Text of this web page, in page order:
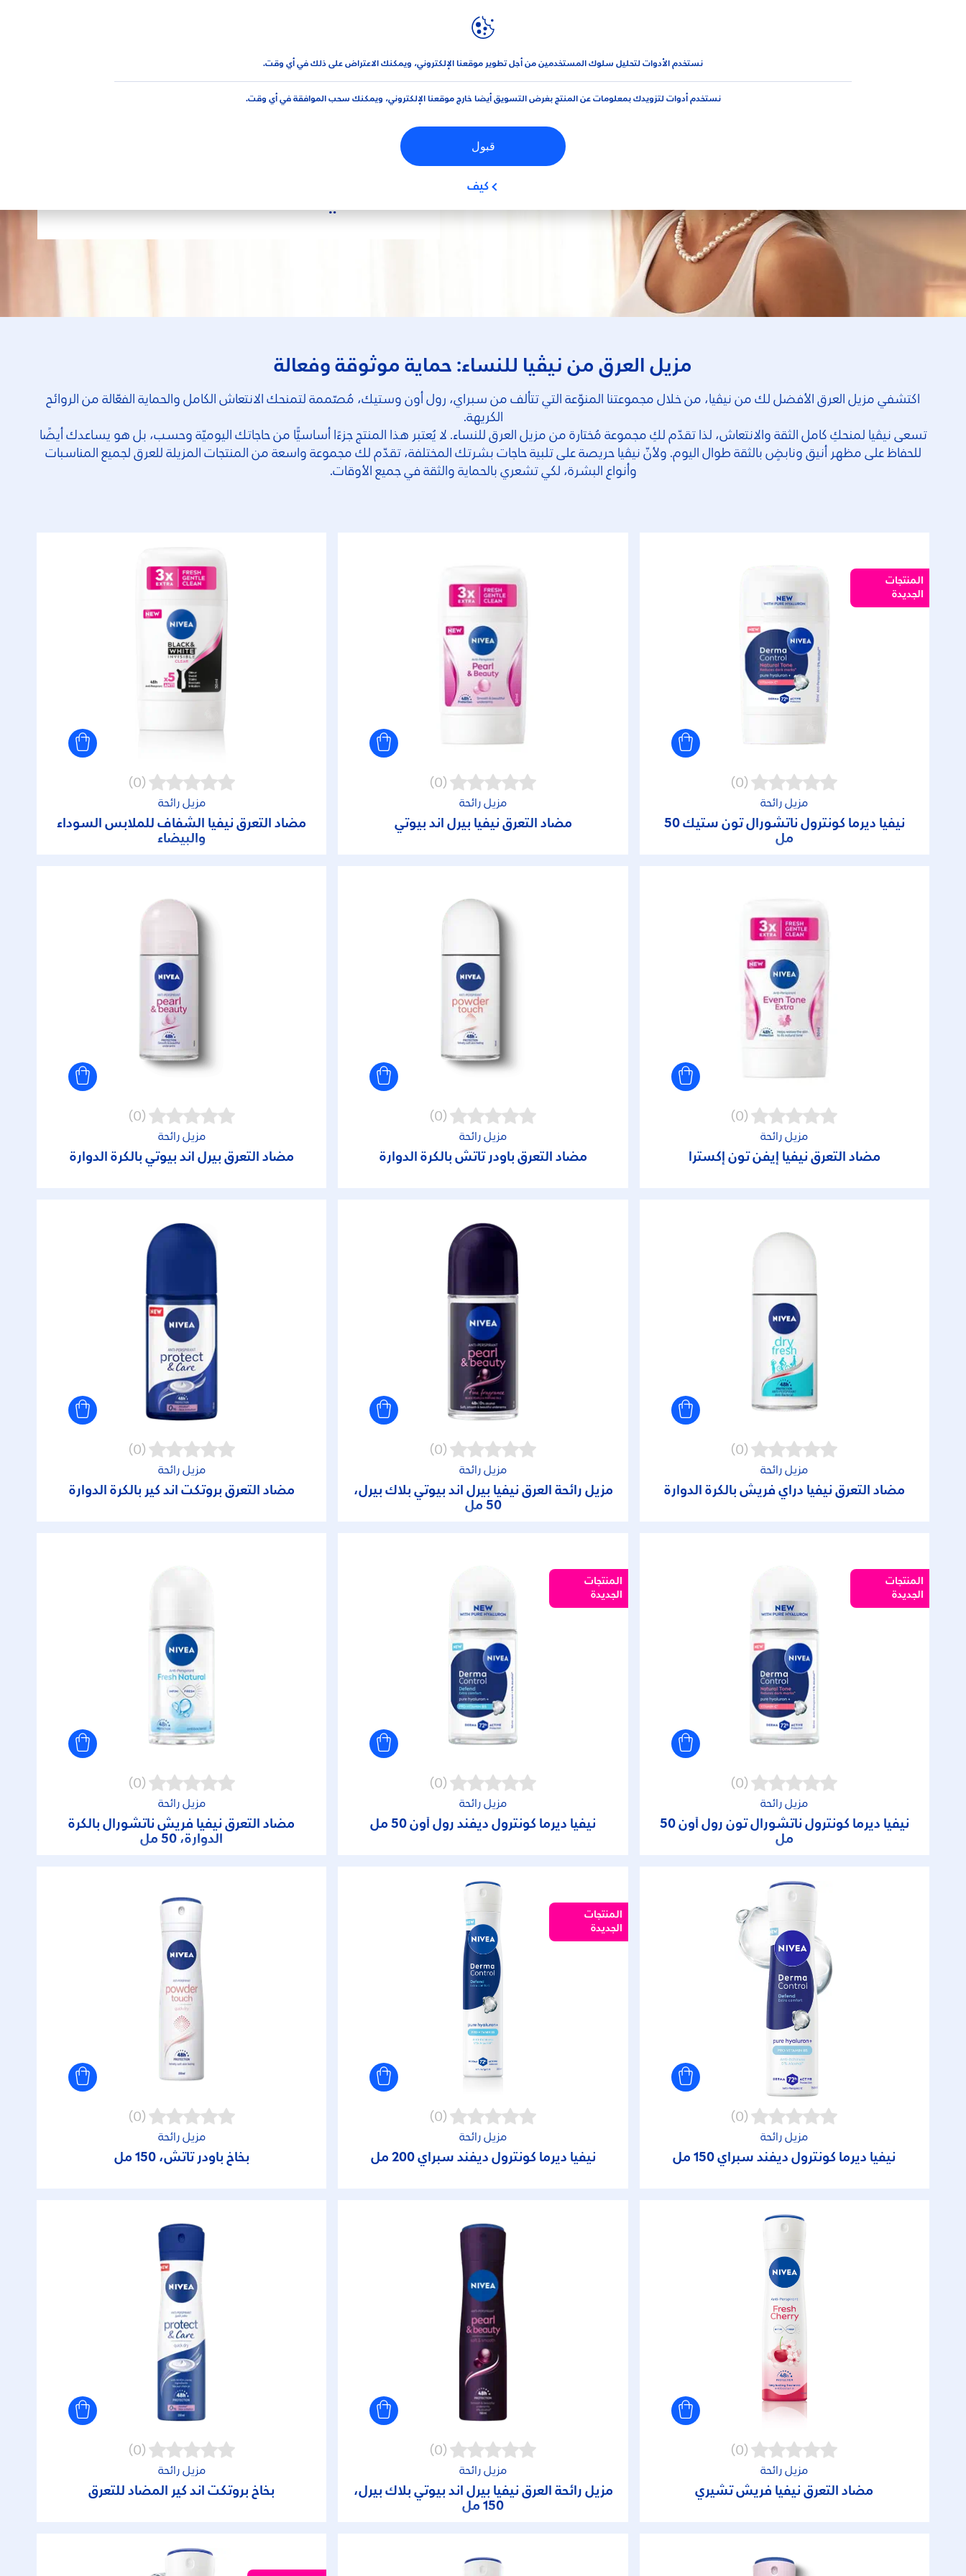
نستخدم الأدوات لتحليل سلوك المستخدمين من أجل تطوير موقعنا الإلكتروني، ويمكنك الاعتراض على ذلك في أي وقت.
نستخدم أدوات لتزويدك بمعلومات عن المنتج بغرض التسويق أيضا خارج موقعنا الإلكتروني، ويمكنك سحب الموافقة في أي وقت.
قبول
كيف
العلامة التجارية و الشركة
منتجات مزيل العرق ومضاد التعرق للنساء
مزيل العرق من نيڤيا للنساء: حماية موثوقة وفعالة
اكتشفي مزيل العرق الأفضل لك من نيڤيا، من خلال مجموعتنا المنوّعة التي تتألف من سبراي، رول أون وستيك، مُصّممة لتمنحك الانتعاش الكامل والحماية الفعّالة من الروائح
الكريهة.
تسعى نيڤيا لمنحكِ كامل الثقة والانتعاش، لذا تقدّم لكِ مجموعة مُختارة من مزيل العرق للنساء. لا يُعتبر هذا المنتج جزءًا أساسيًّا من حاجاتك اليوميّة وحسب، بل هو يساعدك أيضًا
للحفاظ على مظهر أنيق ونابضٍ بالثقة طوال اليوم. ولأنّ نيڤيا حريصة على تلبية حاجات بشرتك المختلفة، تقدّم لك مجموعة واسعة من المنتجات المزيلة للعرق لجميع المناسبات
وأنواع البشرة، لكي تشعري بالحماية والثقة في جميع الأوقات.
المنتجات
الجديدة
(0)
مزيل رائحة
نيفيا ديرما كونترول ناتشورال تون ستيك 50
مل
(0)
مزيل رائحة
مضاد التعرق نيفيا بيرل آند بيوتي
(0)
مزيل رائحة
مضاد التعرق نيفيا الشفاف للملابس السوداء
والبيضاء
(0)
مزيل رائحة
مضاد التعرق نيفيا إيفن تون إكسترا
(0)
مزيل رائحة
مضاد التعرق باودر تاتش بالكرة الدوارة
(0)
مزيل رائحة
مضاد التعرق بيرل آند بيوتي بالكرة الدوارة
(0)
مزيل رائحة
مضاد التعرق نيفيا دراي فريش بالكرة الدوارة
(0)
مزيل رائحة
مزيل رائحة العرق نيفيا بيرل آند بيوتي بلاك بيرل،
50 مل
(0)
مزيل رائحة
مضاد التعرق بروتكت آند كير بالكرة الدوارة
المنتجات
الجديدة
(0)
مزيل رائحة
نيفيا ديرما كونترول ناتشورال تون رول أون 50
مل
المنتجات
الجديدة
(0)
مزيل رائحة
نيفيا ديرما كونترول ديفند رول أون 50 مل
(0)
مزيل رائحة
مضاد التعرق نيفيا فريش ناتشورال بالكرة
الدوارة، 50 مل
(0)
مزيل رائحة
نيفيا ديرما كونترول ديفند سبراي 150 مل
المنتجات
الجديدة
(0)
مزيل رائحة
نيفيا ديرما كونترول ديفند سبراي 200 مل
(0)
مزيل رائحة
بخاخ باودر تاتش، 150 مل
(0)
مزيل رائحة
مضاد التعرق نيفيا فريش تشيري
(0)
مزيل رائحة
مزيل رائحة العرق نيفيا بيرل آند بيوتي بلاك بيرل،
150 مل
(0)
مزيل رائحة
بخاخ بروتكت آند كير المضاد للتعرق